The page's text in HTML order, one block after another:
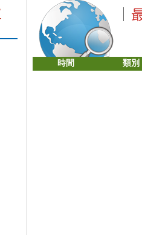
時間 類別